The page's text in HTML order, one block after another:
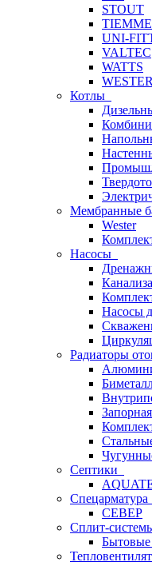
STOUT
TIEMME
UNI-
VALTEC
WATTS
WESTER
Котлы
Мембранные
Wester
Насосы
Насосы
Радиаторы
Септики
Спецарматура
СЕВЕР
Сплит-